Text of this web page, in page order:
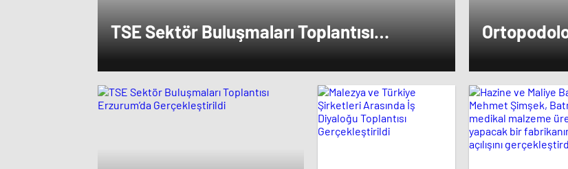
TSE Sektör Buluşmaları Toplantısı
Erzurum’da Gerçekleştirildi
Tedavisi